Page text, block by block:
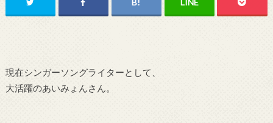
現在シンガーソングライターとして、
大活躍のあいみょんさん。